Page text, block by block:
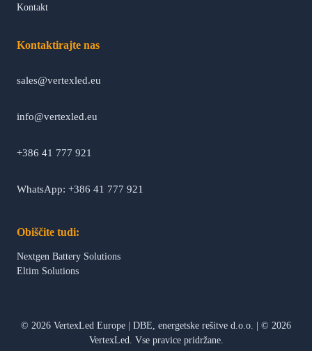
Kontakt
Kontaktirajte nas
sales@vertexled.eu
info@vertexled.eu
+386 41 777 921
WhatsApp: +386 41 777 921
Obiščite tudi:
Nextgen Battery Solutions
Eltim Solutions
© 2026 VertexLed Europe DBE, energetske rešitve d.o.o.
© 2026
VertexLed. Vse pravice pridržane.